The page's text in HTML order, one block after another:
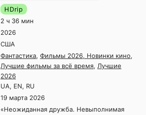
HDrip
2 ч 36 мин
2026
США
Фантастика, Фильмы 2026, Новинки кино,
Лучшие фильмы за всё время, Лучшие
2026
UA, EN, RU
19 марта 2026
«Неожиданная дружба. Невыполнимая